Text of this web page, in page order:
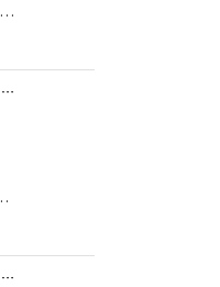
公益財団法人ヨネックススポーツ振興財団
公益財団法人ヨネックススポーツ振興財団